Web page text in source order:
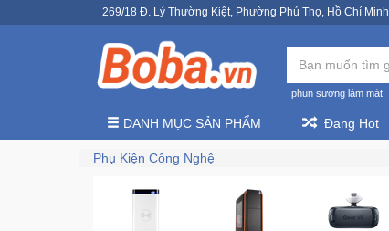
269/18 Đ. Lý Thường Kiệt, Phường Phú Thọ, Hồ Chí Minh
phun sương làm mát
DANH MỤC SẢN PHẨM Đang Hot
Phụ Kiện Công Nghệ